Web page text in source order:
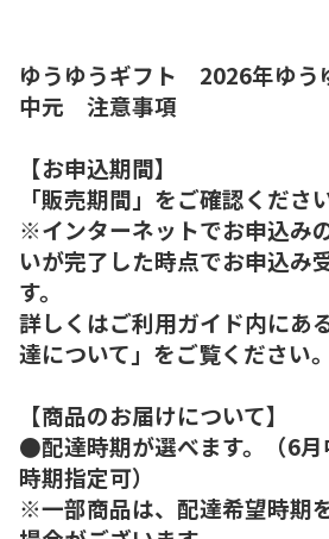
ゆうゆうギフト 2026年ゆう
中元 注意事項
【お申込期間】
「販売期間」をご確認ください
※インターネットでお申込み
いが完了した時点でお申込み
す。
詳しくはご利用ガイド内にあ
達について」をご覧ください。
【商品のお届けについて】
●配達時期が選べます。（6月
時期指定可）
※一部商品は、配達希望時期